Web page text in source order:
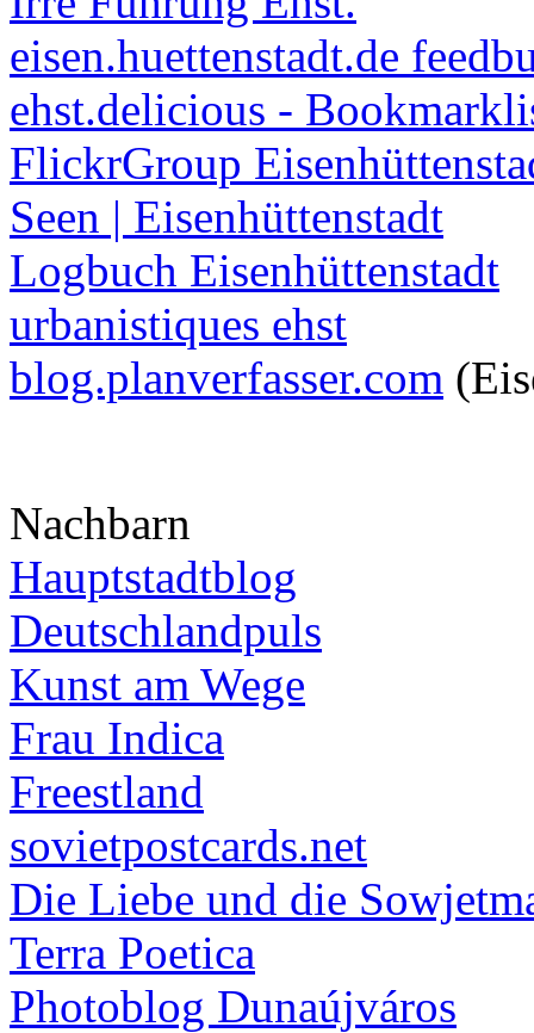
eisen.huettenstadt.de
ehst.delicious -
FlickrGroup
Seen | Eisenhüttenstadt
Logbuch Eisenhüttenstadt
urbanistiques ehst
blog.planverfasser.com
Nachbarn
Hauptstadtblog
Deutschlandpuls
Kunst am Wege
Frau Indica
Freestland
sovietpostcards.net
Die Liebe und die
Terra Poetica
Photoblog Dunaújváros